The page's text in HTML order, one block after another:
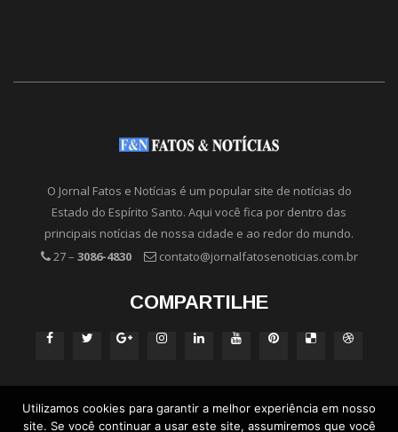
O Jornal Fatos e Notícias é um popular site de notícias do
Estado do Espírito Santo. Aqui você fica por dentro das
principais notícias de nossa cidade e ao redor do mundo.
27 – 3086-4830 contato@jornalfatosenoticias.com.br
COMPARTILHE
Utilizamos cookies para garantir a melhor experiência em nosso
site. Se você continuar a usar este site, assumiremos que você